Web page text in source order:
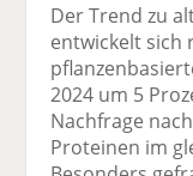
Der Trend zu
entwickelt sich
2024 um 5
Nachfrage
Proteinen im